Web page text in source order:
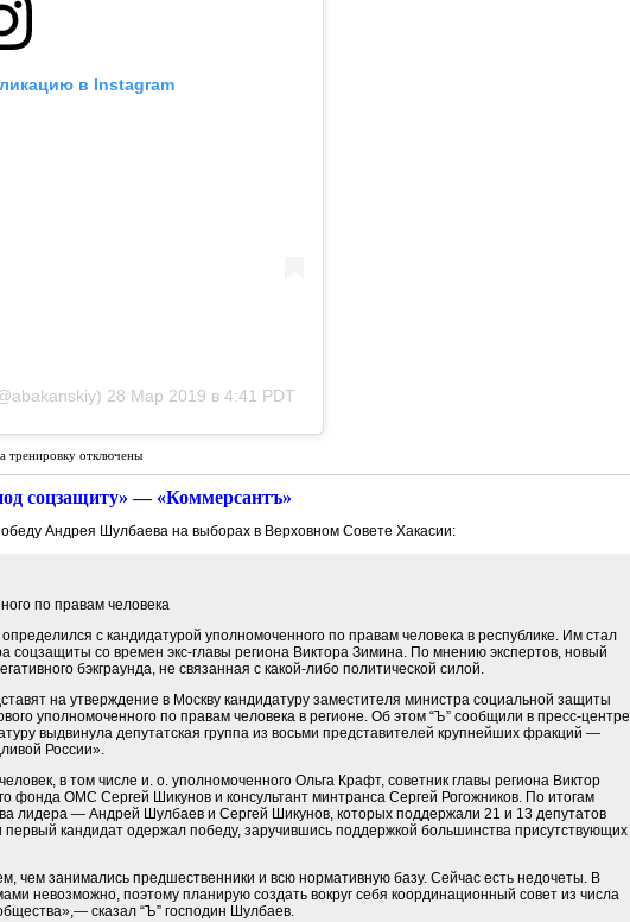
в Instagram
28 Мар 2019 в 4:41 PDT
тренировку отключены
соцзащиту» — «Коммерсантъ»
Андрея Шулбаева на выборах в Верховном Совете Хакасии:
по правам человека
с кандидатурой уполномоченного по правам человека в республике. Им стал
со времен экс-главы региона Виктора Зимина. По мнению экспертов, новый
бэкграунда, не связанная с какой-либо политической силой.
на утверждение в Москву кандидатуру заместителя министра социальной защиты
уполномоченного по правам человека в регионе. Об этом “Ъ” сообщили в пресс-центре
выдвинула депутатская группа из восьми представителей крупнейших фракций —
России».
в том числе и. о. уполномоченного Ольга Крафт, советник главы региона Виктор
фонда ОМС Сергей Шикунов и консультант минтранса Сергей Рогожников. По итогам
лидера — Андрей Шулбаев и Сергей Шикунов, которых поддержали 21 и 13 депутатов
кандидат одержал победу, заручившись поддержкой большинства присутствующих
чем занимались предшественники и всю нормативную базу. Сейчас есть недочеты. В
невозможно, поэтому планирую создать вокруг себя координационный совет из числа
сказал “Ъ” господин Шулбаев.